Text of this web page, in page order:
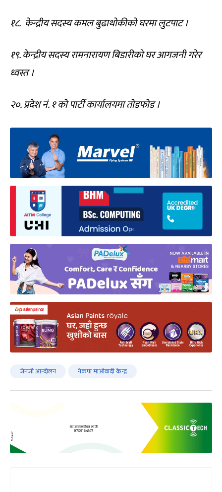
१८. ⁠ केन्द्रीय सदस्य कमल बुढाथोकीको घरमा लुटपाट ।
१९. केन्द्रीय सदस्य रामनारायण बिडारीको घर आगजनी गरेर
ध्वस्त ।
२०. ⁠प्रदेश नं. १ को पार्टी कार्यालयमा तोडफोड ।
जेनजी आन्दोलन नेकपा माओवादी केन्द्र